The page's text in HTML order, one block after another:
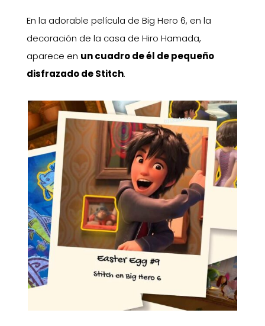
En la adorable película de Big Hero 6, en la
decoración de la casa de Hiro Hamada,
aparece en un cuadro de él de pequeño
disfrazado de Stitch.